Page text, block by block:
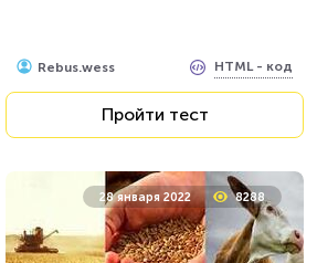
Rebus.wess HTML - код
Пройти тест
28 января 2022 8288